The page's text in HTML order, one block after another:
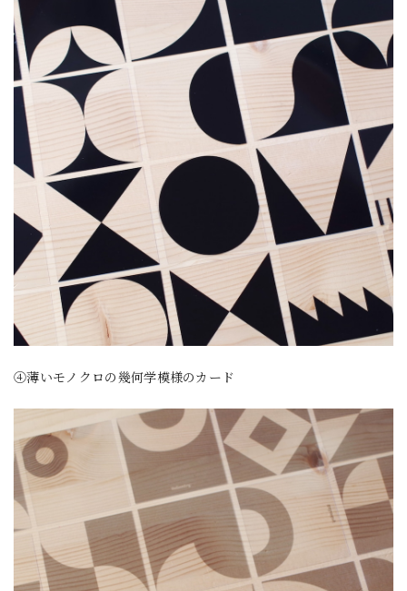
④薄いモノクロの幾何学模様のカード